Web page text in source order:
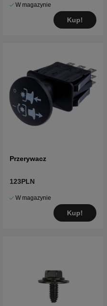
W magazynie
Kup!
Przerywacz
123PLN
W magazynie
Kup!